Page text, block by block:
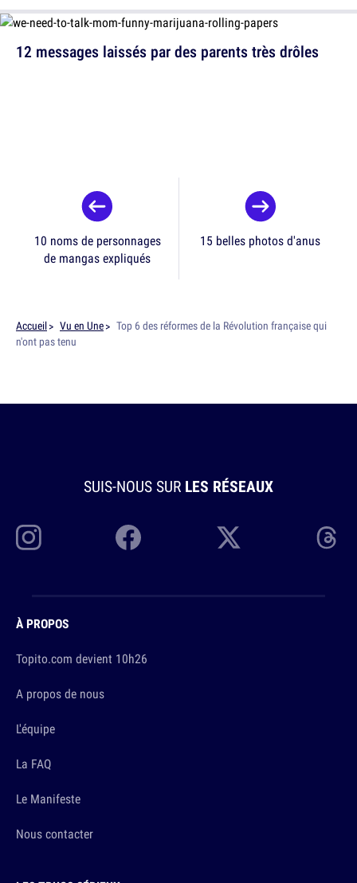
12 messages laissés par des parents très drôles
10 noms de personnages
de mangas expliqués
15 belles photos d'anus
Accueil Vu en Une
Top 6 des réformes de la Révolution française qui
n'ont pas tenu
SUIS-NOUS SUR LES RÉSEAUX
À PROPOS
Topito.com devient 10h26
A propos de nous
L'équipe
La FAQ
Le Manifeste
Nous contacter